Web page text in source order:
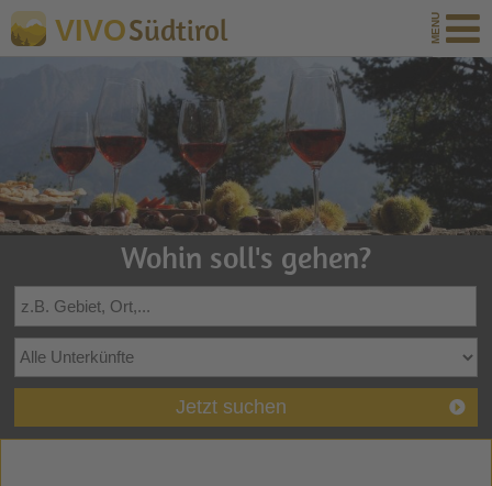
VIVOSüdtirol
Wohin soll's gehen?
Jetzt suchen